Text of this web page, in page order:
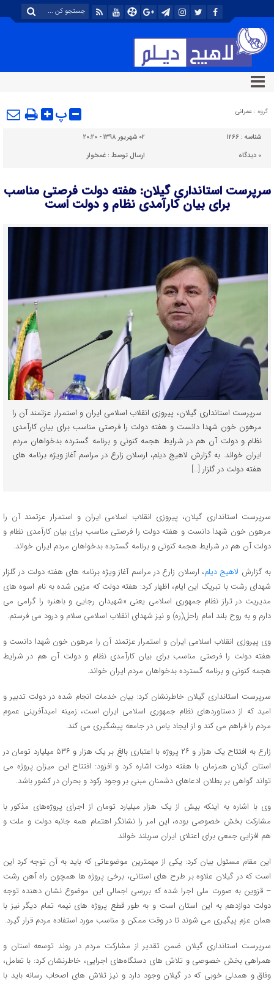
گروه : عمرانی پ
شناسه : ۱۲۶۶
۰۲ شهریور ۱۳۹۸ - ۲۰:۲۰
۰ دیدگاه ارسال توسط :غمخوار
سرپرست استانداری گیلان: هفته دولت فرصتی مناسب
برای بیان کارآمدی نظام و دولت است
سرپرست استانداری گیلان، پیروزی انقلاب اسلامی ایران و استمرار عزتمند آن را
مرهون خون شهدا دانست و هفته دولت را فرصتی مناسب برای بیان کارآمدی
نظام و دولت آن هم در شرایط هجمه کنونی و برنامه گسترده بدخواهان مردم
ایران خواند. به گزارش لاهیج دیلم، ارسلان زارع در مراسم آغاز ویژه برنامه های
هفته دولت در گلزار […]
سرپرست استانداری گیلان، پیروزی انقلاب اسلامی ایران و استمرار عزتمند آن را
مرهون خون شهدا دانست و هفته دولت را فرصتی مناسب برای بیان کارآمدی نظام و
دولت آن هم در شرایط هجمه کنونی و برنامه گسترده بدخواهان مردم ایران خواند.
به گزارش لاهیج دیلم، ارسلان زارع در مراسم آغاز ویژه برنامه های هفته دولت در گلزار
شهدای رشت با تبریک این ایام، اظهار کرد: هفته دولت که مزین شده به نام اسوه های
مدیریت در تراز نظام جمهوری اسلامی یعنی «شهیدان رجایی و باهنر» را گرامی می
دارم و به روح بلند امام راحل(ره) و نیز شهدای انقلاب اسلامی سلام و درود می فرستم.
وی پیروزی انقلاب اسلامی ایران و استمرار عزتمند آن را مرهون خون شهدا دانست و
هفته دولت را فرصتی مناسب برای بیان کارآمدی نظام و دولت آن هم در شرایط
هجمه کنونی و برنامه گسترده بدخواهان مردم ایران خواند.
سرپرست استانداری گیلان خاطرنشان کرد: بیان خدمات انجام شده در دولت تدبیر و
امید که از دستاوردهای نظام جمهوری اسلامی ایران است، زمینه امیدآفرینی عموم
مردم را فراهم می کند و از ایجاد یاس در جامعه پیشگیری می کند.
زارع به افتتاح یک هزار و ۲۶ پروژه با اعتباری بالغ بر یک هزار و ۵۳۶ میلیارد تومان در
استان گیلان همزمان با هفته دولت اشاره کرد و افزود: افتتاح این میزان پروژه می
تواند گواهی بر بطلان ادعاهای دشمنان مبنی بر وجود رکود و بحران در کشور باشد.
وی با اشاره به اینکه بیش از یک هزار میلیارد تومان از اجرای پروژه‌های مذکور با
مشارکت بخش خصوصی بوده، این امر را نشانگر اهتمام همه جانبه دولت و ملت و
هم افزایی جمعی برای اعتلای ایران سربلند خواند.
این مقام مسئول بیان کرد: یکی از مهمترین موضوعاتی که باید به آن توجه کرد این
است که در گیلان علاوه بر طرح های استانی، برخی پروژه ها همچون راه آهن رشت
– قزوین به صورت ملی اجرا شده که بررسی اجمالی این موضوع نشان دهنده توجه
دولت دوازدهم به این استان است و به طور قطع پروژه های نیمه تمام دیگر نیز با
همان عزم پیگیری می شوند تا در وقت ممکن و مناسب مورد استفاده مردم قرار گیرد.
سرپرست استانداری گیلان ضمن تقدیر از مشارکت مردم در روند توسعه استان و
همراهی بخش خصوصی و تلاش های دستگاه‌های اجرایی، خاطرنشان کرد: با تعامل،
وفاق و همدلی خوبی که در گیلان وجود دارد و نیز تلاش های اصحاب رسانه باید با